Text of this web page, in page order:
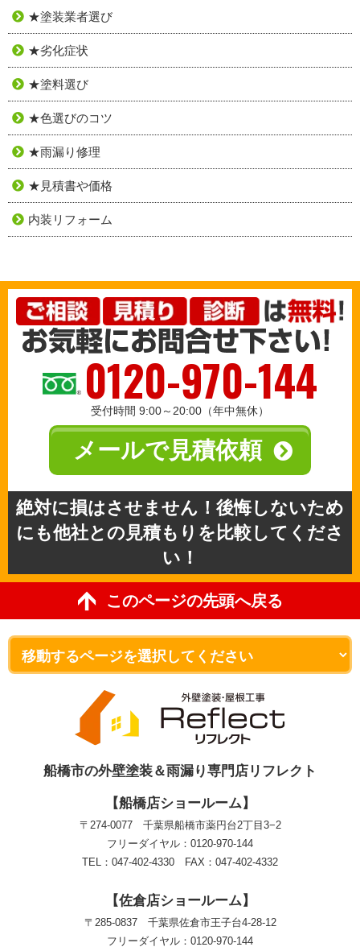
★塗装業者選び
★劣化症状
★塗料選び
★色選びのコツ
★雨漏り修理
★見積書や価格
内装リフォーム
0120-970-144
受付時間 9:00～20:00（年中無休）
メールで見積依頼
絶対に損はさせません！後悔しないため
にも他社との見積もりを比較してくださ
い！
このページの先頭へ戻る
船橋市の外壁塗装＆雨漏り専門店リフレクト
【船橋店ショールーム】
〒274-0077 千葉県船橋市薬円台2丁目3−2
フリーダイヤル：0120-970-144
TEL：047-402-4330 FAX：047-402-4332
【佐倉店ショールーム】
〒285-0837 千葉県佐倉市王子台4-28-12
フリーダイヤル：0120-970-144